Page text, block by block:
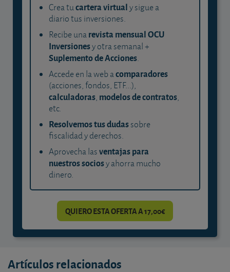
Crea tucartera virtualy sigue a
diario tus inversiones.
Recibe unarevista mensual OCU
Inversionesy otra semanal +
Suplemento de Acciones.
Accede en la web acomparadores
(acciones, fondos, ETF...),
calculadoras, modelos de contratos,
etc.
Resolvemos tus dudassobre
fiscalidad y derechos.
Aprovecha lasventajas para
nuestros sociosy ahorra mucho
dinero.
QUIERO ESTA OFERTA A 17,00€
Artículos relacionados